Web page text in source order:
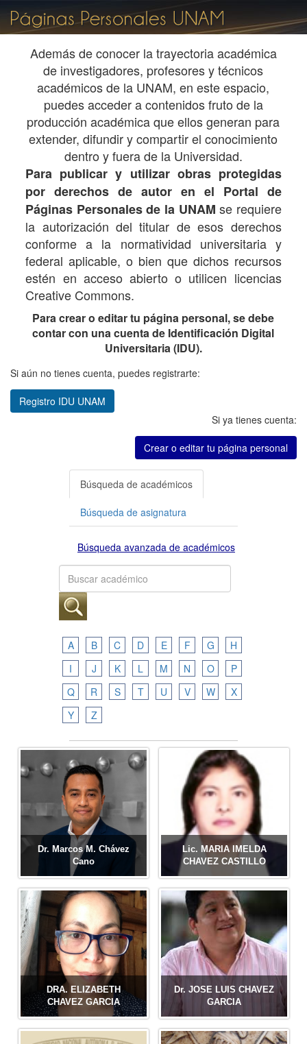
Además de conocer la trayectoria académica
de investigadores, profesores y técnicos
académicos de la UNAM, en este espacio,
puedes acceder a contenidos fruto de la
producción académica que ellos generan para
extender, difundir y compartir el conocimiento
dentro y fuera de la Universidad.
Para publicar y utilizar obras protegidas
por derechos de autor en el Portal de
Páginas Personales de la UNAM se requiere
la autorización del titular de esos derechos
conforme a la normatividad universitaria y
federal aplicable, o bien que dichos recursos
estén en acceso abierto o utilicen licencias
Creative Commons.
Para crear o editar tu página personal, se debe
contar con una cuenta de Identificación Digital
Universitaria (IDU).
Si aún no tienes cuenta, puedes registrarte:
Registro IDU UNAM
Si ya tienes cuenta:
Crear o editar tu página personal
Búsqueda de académicos
Búsqueda de asignatura
A B C D E F G
H
I
J K L M N O
P
Q
R S T U V W
X
Y
Z
Dr. Marcos M. Chávez
Cano
Lic. MARIA IMELDA
CHAVEZ CASTILLO
DRA. ELIZABETH
CHAVEZ GARCIA
Dr. JOSE LUIS CHAVEZ
GARCIA